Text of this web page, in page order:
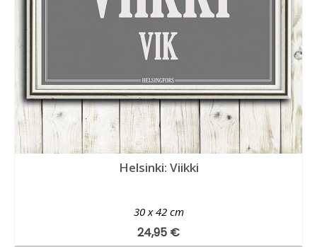
Helsinki: Viikki
30 x 42 cm
24,95 €